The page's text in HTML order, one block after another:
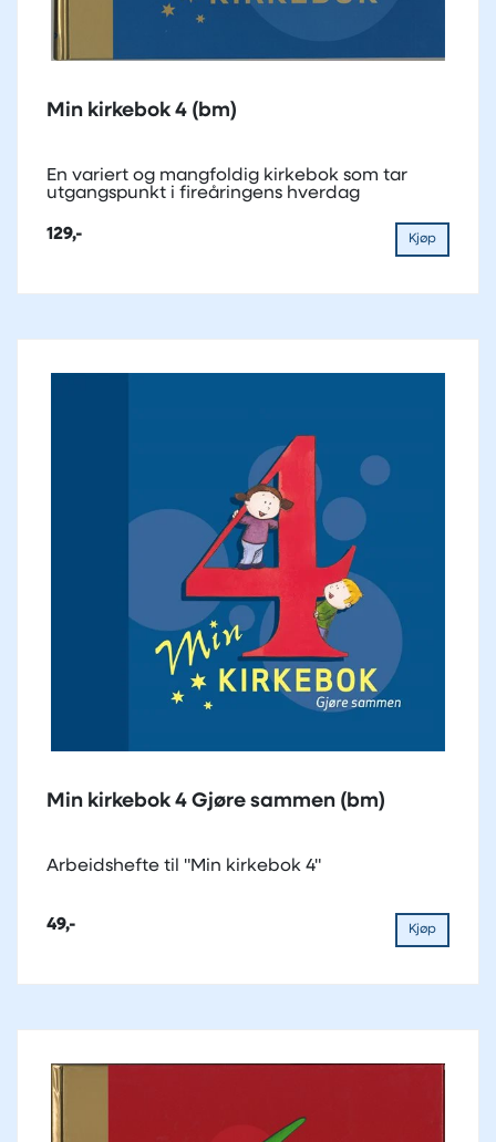
Min kirkebok 4 (bm)
En variert og mangfoldig kirkebok som tar
utgangspunkt i fireåringens hverdag
129,- Kjøp
Min kirkebok 4 Gjøre sammen (bm)
Arbeidshefte til "Min kirkebok 4"
49,- Kjøp